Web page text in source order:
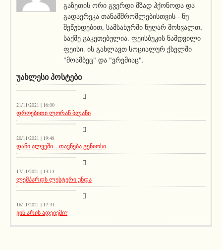
გაზეთის ორი გვერდი მზად ჰქონოდა და
გადაერეკა თანამშრომლებისთვის - ნუ
შეწუხდებით, სამსახურში ნუღარ მოხვალთ,
საქმე გაკეთებულია. ფეისბუკის ნამდვილი
ფეისი. ის გახლავთ სოციალურ ქსელში
"მოამბეც" და "ვრემიაც".
ᲣᲐᲮᲚᲔᲡᲘ ᲞᲝᲡᲢᲔᲑᲘ
21/11/2021 | 16:00
დროებითი ლორან ბლანი
აქეთურ-იქითური
20/11/2021 | 19:48
დანი ალვეში – თავნება გენიოსი
აქეთურ-იქითური
17/11/2021 | 13:13
ლემპარდს ლესტერი უნდა
აქეთურ-იქითური
16/11/2021 | 17:31
ვინ არის ადეიემი?